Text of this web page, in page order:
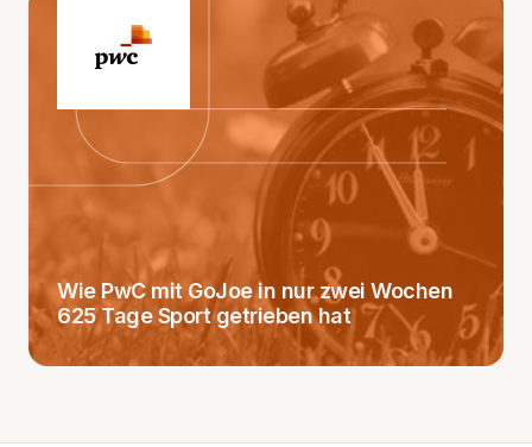
Wie PwC mit GoJoe in nur zwei Wochen
625 Tage Sport getrieben hat